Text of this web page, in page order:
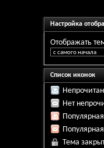
Настройка
Отображать
Список иконок
Нет
Тема